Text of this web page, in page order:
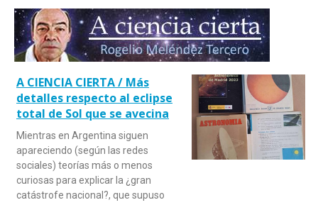
A CIENCIA CIERTA / Más
detalles respecto al eclipse
total de Sol que se avecina
Mientras en Argentina siguen
apareciendo (según las redes
sociales) teorías más o menos
curiosas para explicar la ¿gran
catástrofe nacional?, que supuso